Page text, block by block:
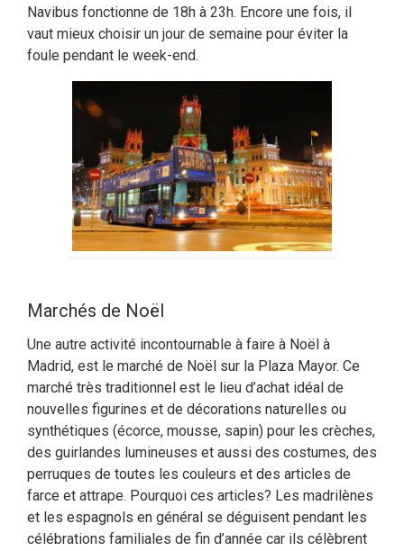
Navibus fonctionne de 18h à 23h. Encore une fois, il
vaut mieux choisir un jour de semaine pour éviter la
foule pendant le week-end.
Marchés de Noël
Une autre activité incontournable à faire à Noël à
Madrid, est le marché de Noël sur la Plaza Mayor. Ce
marché très traditionnel est le lieu d’achat idéal de
nouvelles figurines et de décorations naturelles ou
synthétiques (écorce, mousse, sapin) pour les crèches,
des guirlandes lumineuses et aussi des costumes, des
perruques de toutes les couleurs et des articles de
farce et attrape. Pourquoi ces articles? Les madrilènes
et les espagnols en général se déguisent pendant les
célébrations familiales de fin d’année car ils célèbrent